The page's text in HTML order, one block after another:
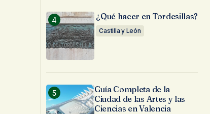
¿Qué hacer en Tordesillas?
Castilla y León
Guía Completa de la
Ciudad de las Artes y las
Ciencias en Valencia